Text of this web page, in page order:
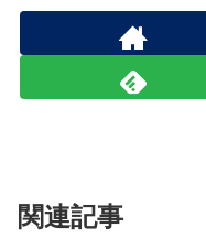
関連記事